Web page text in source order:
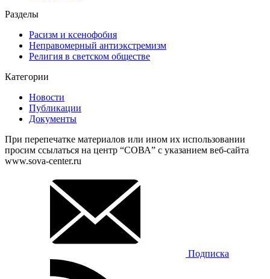
Разделы
Расизм и ксенофобия
Неправомерный антиэкстремизм
Религия в светском обществе
Категории
Новости
Публикации
Документы
При перепечатке материалов или ином их использовании
просим ссылаться на центр “СОВА” с указанием веб-сайта
www.sova-center.ru
Подписка